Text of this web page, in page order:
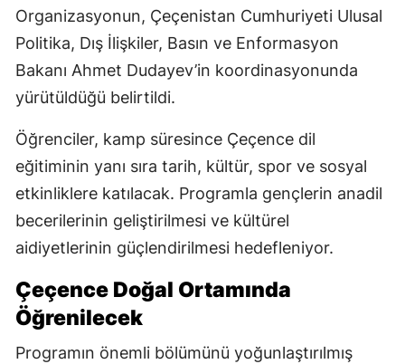
Organizasyonun, Çeçenistan Cumhuriyeti Ulusal
Politika, Dış İlişkiler, Basın ve Enformasyon
Bakanı Ahmet Dudayev’in koordinasyonunda
yürütüldüğü belirtildi.
Öğrenciler, kamp süresince Çeçence dil
eğitiminin yanı sıra tarih, kültür, spor ve sosyal
etkinliklere katılacak. Programla gençlerin anadil
becerilerinin geliştirilmesi ve kültürel
aidiyetlerinin güçlendirilmesi hedefleniyor.
Çeçence Doğal Ortamında
Öğrenilecek
Programın önemli bölümünü yoğunlaştırılmış